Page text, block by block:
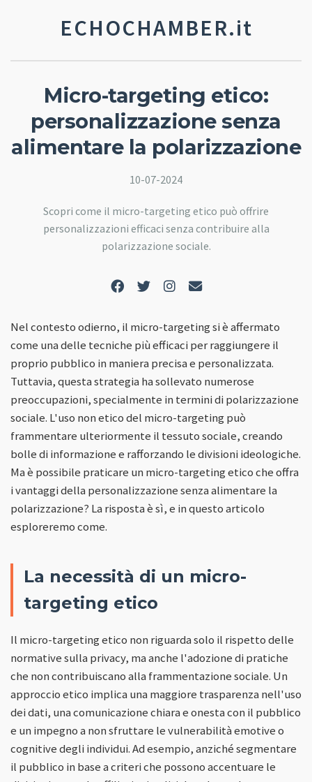
ECHOCHAMBER.it
Micro-targeting etico:
personalizzazione senza
alimentare la polarizzazione
10-07-2024
Scopri come il micro-targeting etico può offrire
personalizzazioni efficaci senza contribuire alla
polarizzazione sociale.
Nel contesto odierno, il micro-targeting si è affermato
come una delle tecniche più efficaci per raggiungere il
proprio pubblico in maniera precisa e personalizzata.
Tuttavia, questa strategia ha sollevato numerose
preoccupazioni, specialmente in termini di polarizzazione
sociale. L'uso non etico del micro-targeting può
frammentare ulteriormente il tessuto sociale, creando
bolle di informazione e rafforzando le divisioni ideologiche.
Ma è possibile praticare un micro-targeting etico che offra
i vantaggi della personalizzazione senza alimentare la
polarizzazione? La risposta è sì, e in questo articolo
esploreremo come.
La necessità di un micro-
targeting etico
Il micro-targeting etico non riguarda solo il rispetto delle
normative sulla privacy, ma anche l'adozione di pratiche
che non contribuiscano alla frammentazione sociale. Un
approccio etico implica una maggiore trasparenza nell'uso
dei dati, una comunicazione chiara e onesta con il pubblico
e un impegno a non sfruttare le vulnerabilità emotive o
cognitive degli individui. Ad esempio, anziché segmentare
il pubblico in base a criteri che possono accentuare le